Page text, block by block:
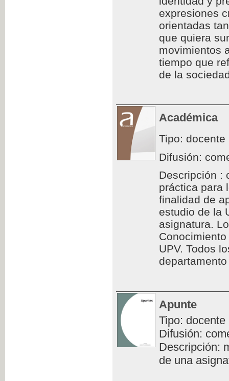
expresiones
orientadas
que quiera
movimientos
tiempo que
de la
Académica
Tipo: docente
Difusión:
Descripción :
práctica para
finalidad de
estudio de la
asignatura.
UPV. Todos
Apunte
Tipo: docente
Difusión:
Descripción:
de una